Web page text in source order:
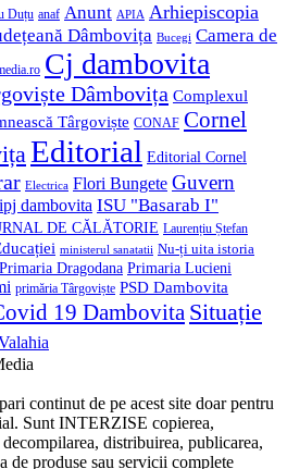
Duțu anaf Anunt APIA Arhiepiscopia
Dâmbovița Bucegi Camera de
Cj dambovita
Dâmbovița Complexul
Târgoviște CONAF Cornel
Editorial Editorial Cornel
Electrica Flori Bungete Guvern
ipj dambovita ISU "Basarab I"
DE CĂLĂTORIE Laurențiu Ștefan
ministerul sanatatii Nu-ți uita istoria
Primaria Dragodana Primaria Lucieni
primăria Târgoviște PSD Dambovita
19 Dambovita Situație
continut de pe acest site doar pentru
Sunt INTERZISE copierea,
distribuirea, publicarea,
de produse sau servicii complete